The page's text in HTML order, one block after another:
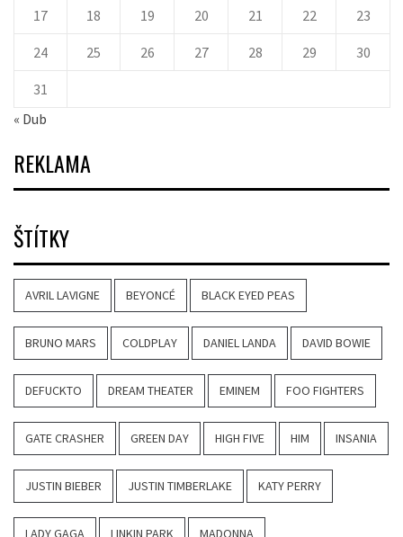
17 18 19 20 21 22 23
24 25 26 27 28 29 30
31
« Dub
REKLAMA
ŠTÍTKY
AVRIL LAVIGNE BEYONCÉ BLACK EYED PEAS
BRUNO MARS COLDPLAY DANIEL LANDA DAVID BOWIE
DEFUCKTO DREAM THEATER EMINEM FOO FIGHTERS
GATE CRASHER GREEN DAY HIGH FIVE HIM INSANIA
JUSTIN BIEBER JUSTIN TIMBERLAKE KATY PERRY
LADY GAGA LINKIN PARK MADONNA